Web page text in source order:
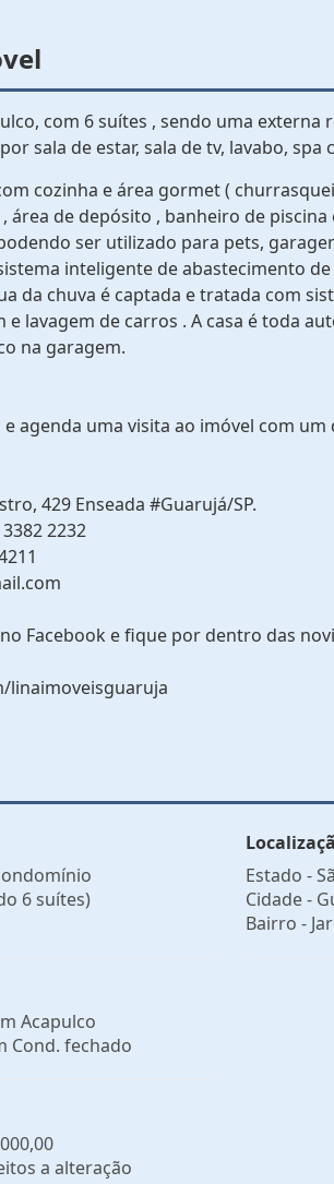
com 6 suítes , sendo uma externa
sala de estar, sala de tv, lavabo, spa
cozinha e área gormet (
área de depósito , banheiro de
ser utilizado para pets,
inteligente de abastecimento
da chuva é captada e tratada com
e lavagem de carros . A casa é toda
na garagem.
agenda uma visita ao imóvel com
429 Enseada #Guarujá/SP.
2232
Facebook e fique por dentro das
linaimoveisguaruja
6 suítes)
Acapulco
Cond. fechado
a alteração
Estado -
Cidade -
Bairro -